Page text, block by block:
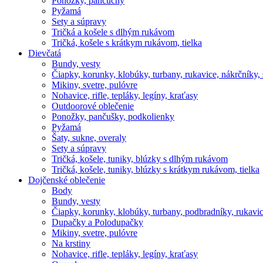
Pyžamá
Sety a súpravy
Tričká a košele s dlhým rukávom
Tričká, košele s krátkym rukávom, tielka
Dievčatá
Bundy, vesty
Čiapky, korunky, klobúky, turbany, rukavice, nákrčníky,
Mikiny, svetre, pulóvre
Nohavice, rifle, tepláky, legíny, kraťasy
Outdoorové oblečenie
Ponožky, pančušky, podkolienky
Pyžamá
Šaty, sukne, overaly
Sety a súpravy
Tričká, košele, tuniky, blúzky s dlhým rukávom
Tričká, košele, tuniky, blúzky s krátkym rukávom, tielka
Dojčenské oblečenie
Body
Bundy, vesty
Čiapky, korunky, klobúky, turbany, podbradníky,
Dupačky a Polodupačky
Mikiny, svetre, pulóvre
Na krstiny
Nohavice, rifle, tepláky, legíny, kraťasy